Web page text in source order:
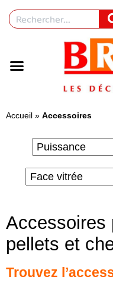
Accueil » Accessoires
Accessoires
pellets et
Trouvez